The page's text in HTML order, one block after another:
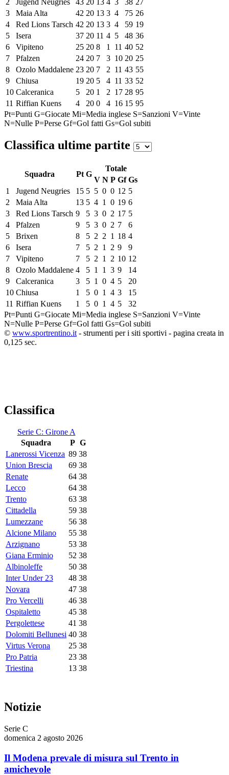
2 Jugend Neugries 43 20 13 4 3 38 27
3
Maia Alta 42 20 13 3 4 75 26
4
Red Lions Tarsch 42 20 13 3 4 59 19
5
Isera 37 20 11 4 5 48 36
6
Vipiteno 25 20 8 1 11 40 52
7
Pfalzen 24 20 7 3 10 20 25
8
Ozolo Maddalene 23 20 7 2 11 43 55
9
Chiusa 19 20 5 4 11 33 52
10 Calceranica 5 20 1 2 17 28 95
11 Riffian Kuens 4 20 0 4 16 15 95
Pt=Punti G=Giocate Mi=Media inglese S=Sanzioni V=Vinte
N=Nulle P=Perse Gf=Gol fatti Gs=Gol subiti
Classifica ultime partite
Squadra Pt G
Totale
V N P Gf Gs
1
Jugend Neugries 15 5 5 0 0 12 5
2
Maia Alta 13 5 4 1 0 19 6
3
Red Lions Tarsch 9 5 3 0 2 17 5
4
Pfalzen 9 5 3 0 2 7
6
5
Brixen 8 5 2 2 1 18 4
6
Isera 7 5 2 1 2 9
9
7
Vipiteno 7 5 2 1 2 10 12
8
Ozolo Maddalene 4 5 1 1 3 9
14
9
Calceranica 3 5 1 0 4 5
20
10 Chiusa 1 5 0 1 4 3
15
11 Riffian Kuens 1 5 0 1 4 5
32
Pt=Punti G=Giocate Mi=Media inglese S=Sanzioni V=Vinte
N=Nulle P=Perse Gf=Gol fatti Gs=Gol subiti
© www.sportrentino.it - strumenti per i siti sportivi - pagina creata in
0,125 sec.
Classifica
Serie C: Girone A
Squadra
P G
Lanerossi Vicenza 89 38
Union Brescia
69 38
Renate
64 38
Lecco
64 38
Trento
63 38
Cittadella
59 38
Lumezzane
56 38
Alcione Milano
55 38
Arzignano
53 38
Giana Erminio
52 38
Albinoleffe
50 38
Inter Under 23
48 38
Novara
47 38
Pro Vercelli
46 38
Ospitaletto
45 38
Pergolettese
41 38
Dolomiti Bellunesi 40 38
Virtus Verona
25 38
Pro Patria
23 38
Triestina
13 38
Notizie
Serie C
domenica 2 agosto 2026
Il Modena prevale di misura sul Trento in
amichevole